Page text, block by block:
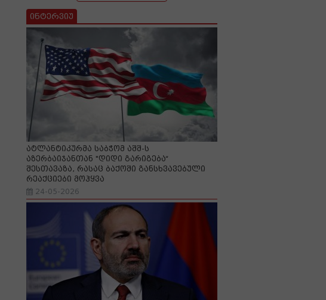
ინტერვიუ
ატლანტიკურმა საბჭომ აშშ-ს
აზერბაიჯანთან "დიდი გარიგება“
შესთავაზა, რასაც ბაქოში განსხვავებული
რეაქციები მოჰყვა
24-05-2026